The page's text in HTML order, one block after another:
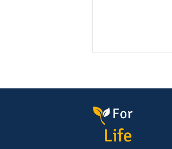
For
Life